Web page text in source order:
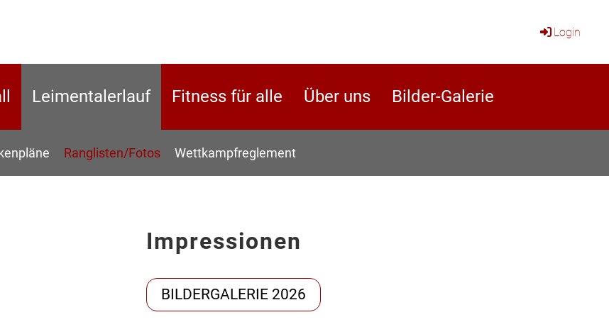
Login
Leimentalerlauf Fitness für alle Über uns Bilder-Galerie
Ranglisten/Fotos Wettkampfreglement
Impressionen
BILDERGALERIE 2026